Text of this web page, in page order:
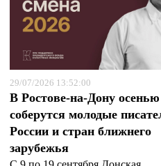
29/07/2026 13:52:00
В Ростове-на-Дону осенью
соберутся молодые
России и стран ближнего
зарубежья